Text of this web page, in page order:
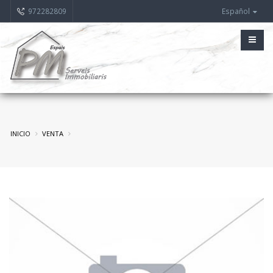
972282809 Español
INICIO VENTA